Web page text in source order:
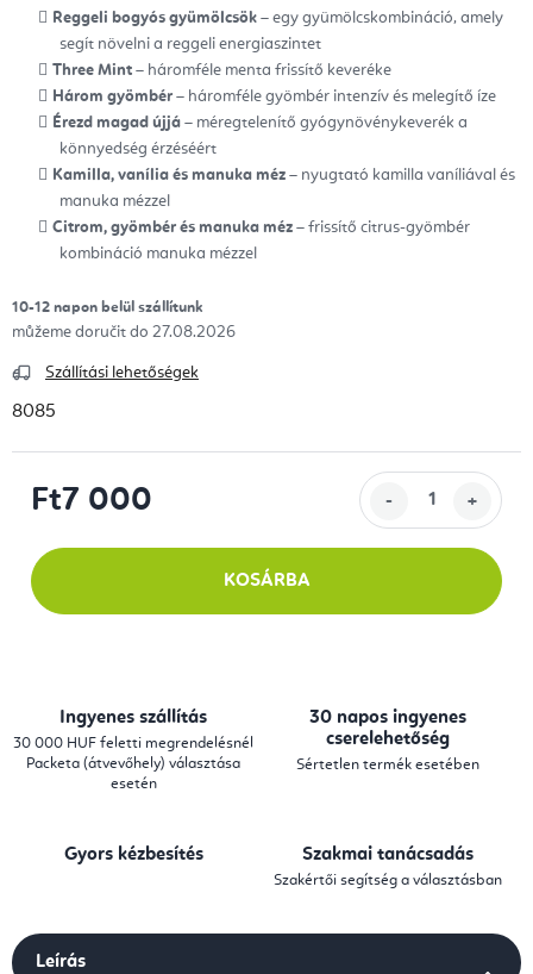
Reggeli bogyós gyümölcsök – egy gyümölcskombináció, amely
segít növelni a reggeli energiaszintet
Three Mint – háromféle menta frissítő keveréke
Három gyömbér – háromféle gyömbér intenzív és melegítő íze
Érezd magad újjá – méregtelenítő gyógynövénykeverék a
könnyedség érzéséért
Kamilla, vanília és manuka méz – nyugtató kamilla vaníliával és
manuka mézzel
Citrom, gyömbér és manuka méz – frissítő citrus-gyömbér
kombináció manuka mézzel
10-12 napon belül szállítunk
27.08.2026
Szállítási lehetőségek
8085
Ft7 000
KOSÁRBA
Ingyenes szállítás
30 000 HUF feletti megrendelésnél
Packeta (átvevőhely) választása
esetén
30 napos ingyenes
cserelehetőség
Sértetlen termék esetében
Gyors kézbesítés Szakmai tanácsadás
Szakértői segítség a választásban
Leírás